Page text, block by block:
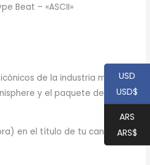
Beat – «ASCII»
de la industria musical,
y el paquete de Waves,
en el título de tu canción
USD
USD$
ARS
ARS$